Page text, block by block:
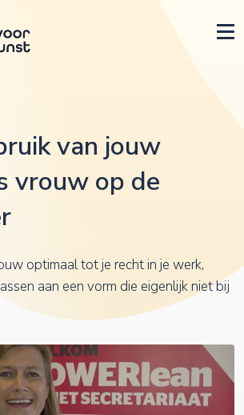
van jouw
vrouw op de
optimaal tot je recht in je werk,
aan een vorm die eigenlijk niet bij